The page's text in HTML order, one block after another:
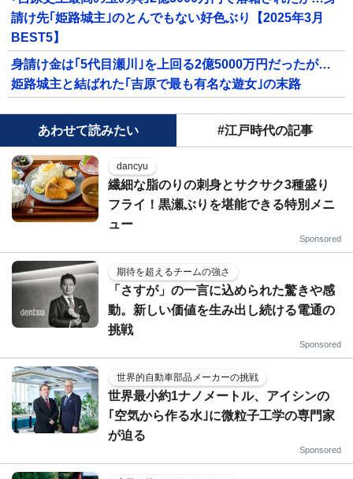
請け先｢姫路城主｣のとんでもない好色ぶり【2025年3月
BEST5】
身請け金は｢5代目瀬川｣を上回る2億5000万円だったが…
姫路城主と結ばれた｢吉原で最も有名な遊女｣の末路
あわせて読みたい #江戸時代の記事
dancyu
繊細な脂のりの刺身とサクサク3種盛り
フライ！黒瀬ぶりを堪能できる特別メニ
ュー
Sponsored
期待を超えるチームの強さ
「さすが」の一言に込められた驚きや感
動。新しい価値を生み出し続ける電通の
挑戦
Sponsored
世界的自動車部品メーカーの挑戦
世界最小約1ナノメートル、アイシンの
｢空気から作る水｣に微粒子工学の専門家
が迫る
Sponsored